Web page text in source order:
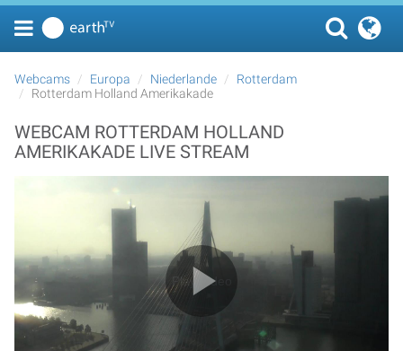
Webcams Europa Niederlande
Rotterdam
Rotterdam Holland Amerikakade
WEBCAM ROTTERDAM HOLLAND
AMERIKAKADE LIVE STREAM
Play Video